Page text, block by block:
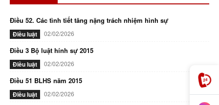
Điều 52. Các tình tiết tăng nặng trách nhiệm hình sự
Điều luật 02/02/2026
Điều 3 Bộ luật hính sự 2015
Điều luật 02/02/2026
Điều 51 BLHS năm 2015
Điều luật 02/02/2026